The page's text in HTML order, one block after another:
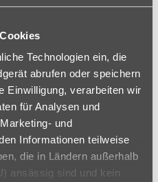
Technologien ein, die
abrufen oder speichern
Einwilligung, verarbeiten wir
für Analysen und
und
Informationen teilweise
die in Ländern außerhalb
ansässig sind und kein
nicht nur die zahlreichen
sondern auch die
zu denen wir
freuen sich unsere
von
Chören, die gerne
oder plauschen
im Haus ist unsere
mit neuen